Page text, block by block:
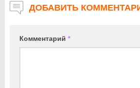
ДОБАВИТЬ
Комментарий *